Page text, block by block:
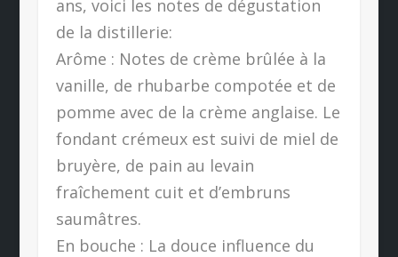
ans, voici les notes de dégustation
de la distillerie:
Arôme : Notes de crème brûlée à la
vanille, de rhubarbe compotée et de
pomme avec de la crème anglaise. Le
fondant crémeux est suivi de miel de
bruyère, de pain au levain
fraîchement cuit et d’embruns
saumâtres.
En bouche : La douce influence du